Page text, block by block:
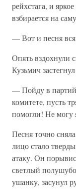
рейхстага, и
взбирается на
— Вот и песня
Опять вздохнули
Кузьмич
— Пойду в
комитете, пусть
помогли! Не могу
Песня точно
лицо стало
атаку. Он
светлый
ушанку, засунул